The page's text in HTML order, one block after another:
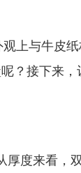
上与牛皮
接下来，
度来看，